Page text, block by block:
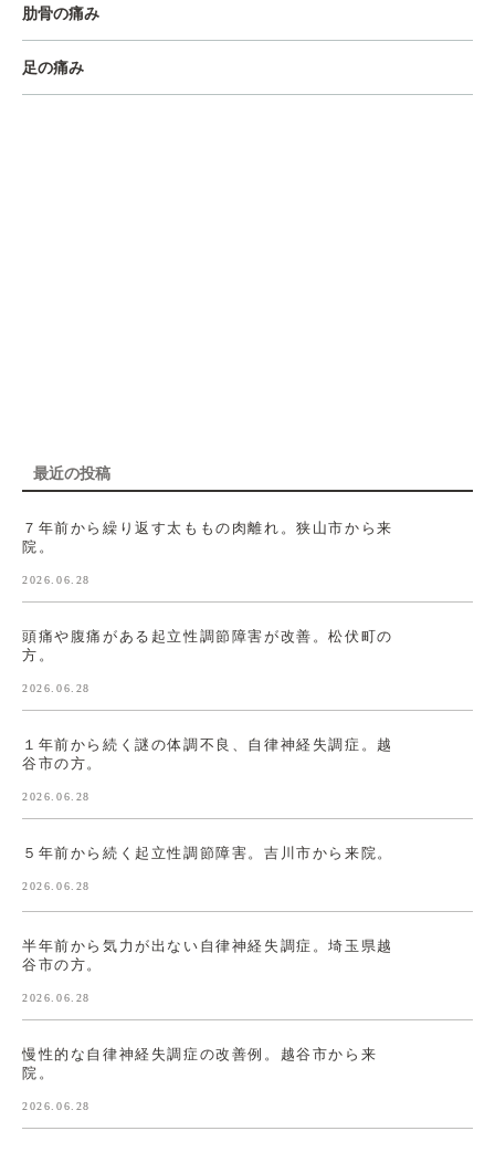
肋骨の痛み
足の痛み
最近の投稿
７年前から繰り返す太ももの肉離れ。狭山市から来
院。
2026.06.28
頭痛や腹痛がある起立性調節障害が改善。松伏町の
方。
2026.06.28
１年前から続く謎の体調不良、自律神経失調症。越
谷市の方。
2026.06.28
５年前から続く起立性調節障害。吉川市から来院。
2026.06.28
半年前から気力が出ない自律神経失調症。埼玉県越
谷市の方。
2026.06.28
慢性的な自律神経失調症の改善例。越谷市から来
院。
2026.06.28